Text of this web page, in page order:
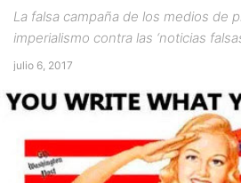
La falsa campaña de los medios de
imperialismo contra las ‘noticias
julio 6, 2017